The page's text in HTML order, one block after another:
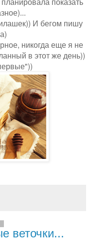
И бегом пишу
никогда еще я не
в этот же день))
веточки...